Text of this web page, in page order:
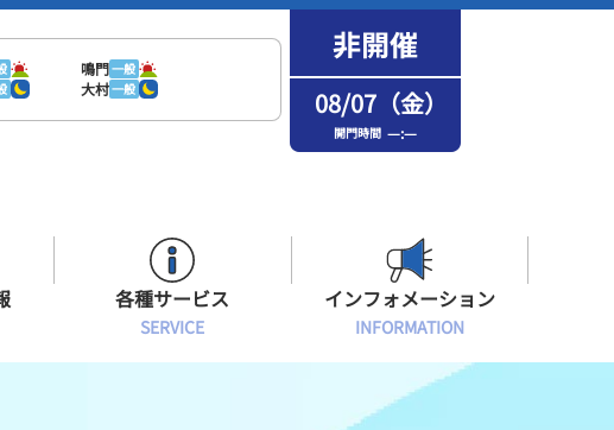
鳴門一般
大村一般 08/07（金）
開門時間 —:—
場内フリーWi-Fiご案内
各種サービス
SERVICE
インフォメーション
INFORMATION
インフォメーション